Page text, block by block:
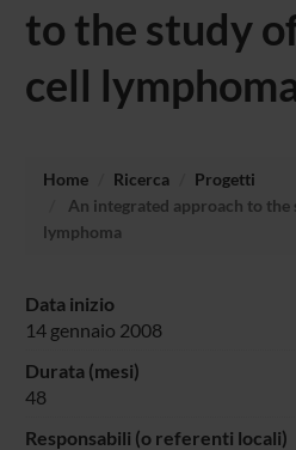
to the study
cell
Home Ricerca
Progetti
An integrated approach to the
lymphoma
Data inizio
14 gennaio 2008
Durata (mesi)
48
Responsabili (o referenti locali)